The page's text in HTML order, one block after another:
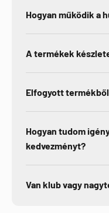
Hogyan működik a
A termékek
Elfogyott
Hogyan tudom
kedvezményt?
Van klub vagy